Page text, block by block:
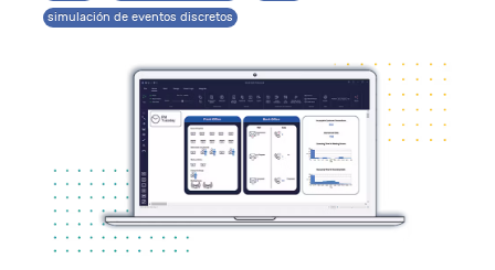
simulación de eventos discretos